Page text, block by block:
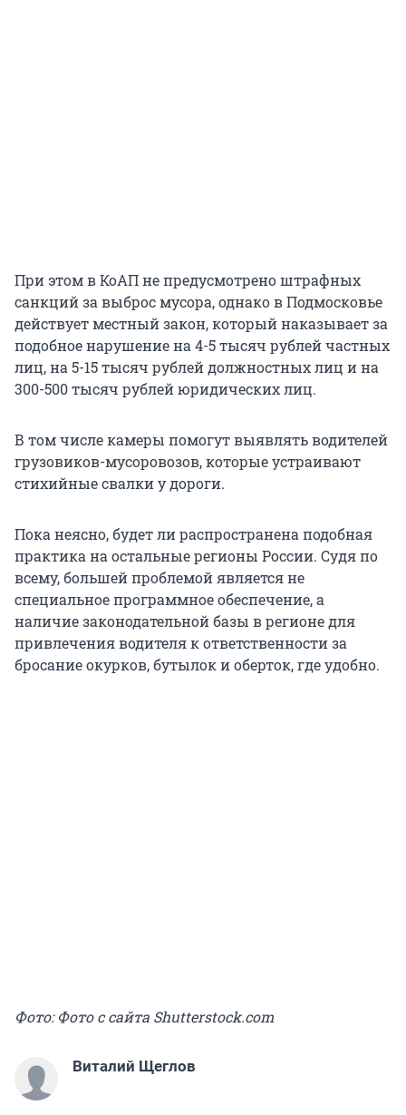
При этом в КоАП не предусмотрено штрафных
санкций за выброс мусора, однако в Подмосковье
действует местный закон, который наказывает за
подобное нарушение на 4-5 тысяч рублей частных
лиц, на 5-15 тысяч рублей должностных лиц и на
300-500 тысяч рублей юридических лиц.
В том числе камеры помогут выявлять водителей
грузовиков-мусоровозов, которые устраивают
стихийные свалки у дороги.
Пока неясно, будет ли распространена подобная
практика на остальные регионы России. Судя по
всему, большей проблемой является не
специальное программное обеспечение, а
наличие законодательной базы в регионе для
привлечения водителя к ответственности за
бросание окурков, бутылок и оберток, где удобно.
Фото: Фото с сайта Shutterstock.com
Виталий Щеглов